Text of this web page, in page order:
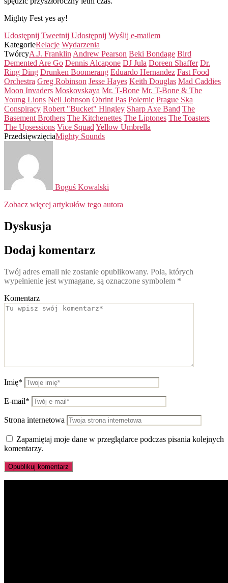
Mighty Fest yes ay!
Udostępnij Tweetnij Udostępnij Wyślij e-mailem
KategorieRelacje Wydarzenia
TwórcyA.J. Franklin Andrew Pearson Beki Bondage Bird
Demented Are Go Dennis Alcapone DJ Jula Doreen Shaffer Dr.
Ring Ding Drunken Boomerang Eduardo Hernandez Fast Food
Orchestra Greg Robinson Jesse Hayes Keith Douglas Mad Caddies
Moon Invaders Moskovskaya Mr. T-Bone Mr. T-Bone & The
Young Lions Neil Johnson Obrint Pas Polemic Prague Ska
Conspiracy Robert "Bucket" Hingley Sharp Axe Band The
Basement Brothers The Kitchenettes The Liptones The Toasters
The Upsessions Vice Squad Yellow Umbrella
PrzedsięwzięciaMighty Sounds
Boguś Kowalski
Zobacz więcej artykułów tego autora
Dyskusja
Dodaj komentarz
Twój adres email nie zostanie opublikowany. Pola, których
wypełnienie jest wymagane, są oznaczone symbolem *
Komentarz
Imię*
E-mail*
Strona internetowa
Zapamiętaj moje dane w przeglądarce podczas pisania kolejnych
komentarzy.